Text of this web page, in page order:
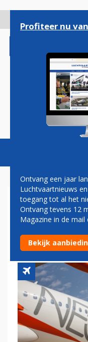
gaan
Magazine
TUI
EASYJET
Profiteer nu
Ontvang een jaar
Luchtvaartnieuws
toegang tot al het
Ontvang tevens 12
Magazine in de
Bekijk